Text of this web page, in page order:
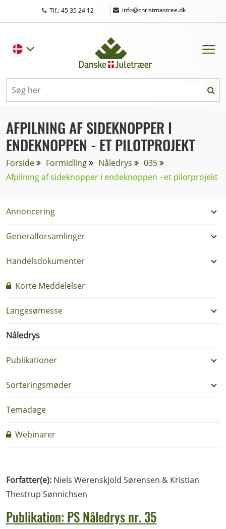
Tlf.: 45 35 24 12 | info@christmastree.dk
AFPILNING AF SIDEKNOPPER I
ENDEKNOPPEN - ET PILOTPROJEKT
Forside Formidling Nåledrys
035
Afpilning af sideknopper i endeknoppen - et pilotprojekt
Annoncering
Generalforsamlinger
Handelsdokumenter
Korte Meddelelser
Langesømesse
Nåledrys
Publikationer
Sorteringsmøder
Temadage
Webinarer
Forfatter(e): Niels Werenskjold Sørensen & Kristian
Thestrup Sønnichsen
Publikation: PS Nåledrys nr. 35